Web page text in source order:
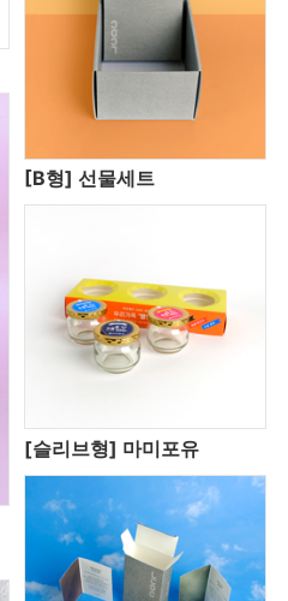
[B형] 선물세트
[슬리브형] 마미포유